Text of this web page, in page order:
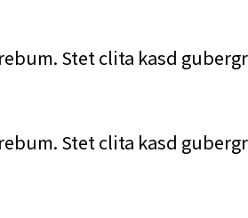
Stet clita kasd
Stet clita kasd